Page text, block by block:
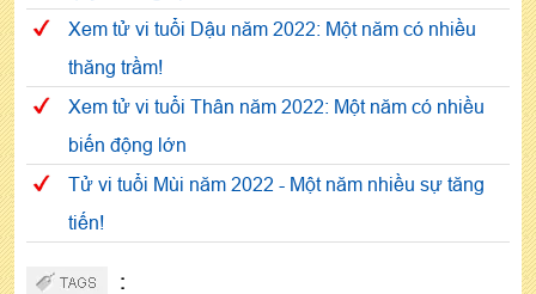
Xem tử vi tuổi Dậu năm 2022: Một năm có nhiều
thăng trầm!
Xem tử vi tuổi Thân năm 2022: Một năm có nhiều
biến động lớn
Tử vi tuổi Mùi năm 2022 - Một năm nhiều sự tăng
tiến!
: